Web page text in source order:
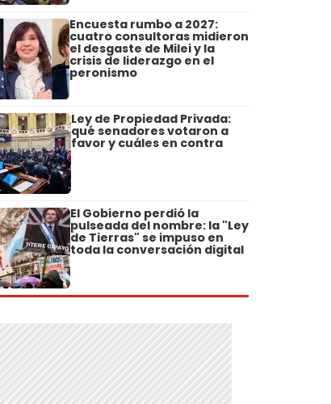
Encuesta rumbo a 2027:
cuatro consultoras midieron
el desgaste de Milei y la
crisis de liderazgo en el
peronismo
Ley de Propiedad Privada:
qué senadores votaron a
favor y cuáles en contra
El Gobierno perdió la
pulseada del nombre: la "Ley
de Tierras" se impuso en
toda la conversación digital